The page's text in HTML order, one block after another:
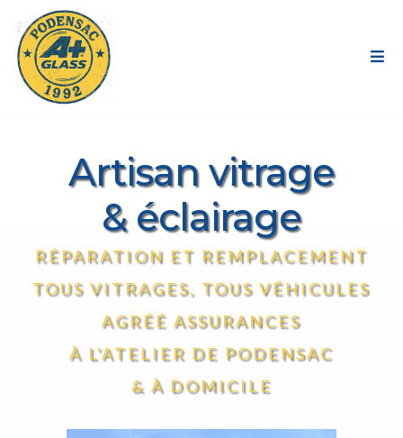
Artisan vitrage
& éclairage
RÉPARATION ET REMPLACEMENT
TOUS VITRAGES, TOUS VÉHICULES
AGRÉÉ ASSURANCES
À L'ATELIER DE PODENSAC
& À DOMICILE